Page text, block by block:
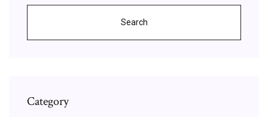
Search
Category